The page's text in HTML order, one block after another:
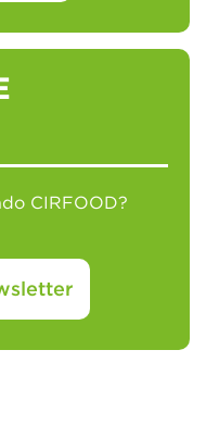
CIRFOOD?